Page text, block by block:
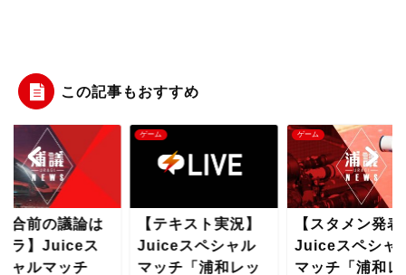
この記事もおすすめ
キスト実況】
スペシャル
チ「浦和レッ
ゲーム
【スタメン発表】
Juiceスペシャル
マッチ「浦和レッ
ゲーム
【試合前の議論
コチラ】Juice
ペシャルマッチ